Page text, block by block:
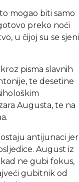
mogao biti samo
preko noći
u čijoj su se sjeni
pisma slavnih
te desetine
Augusta, te na
antijunaci jer
August iz
ne gubi fokus,
gubitnik od